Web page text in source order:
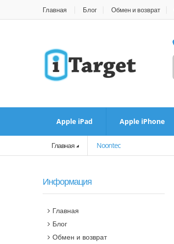
Главная Блог Обмен и возврат
Apple iPad Apple iPhone
Главная Noontec
Информация
Главная
Блог
Обмен и возврат